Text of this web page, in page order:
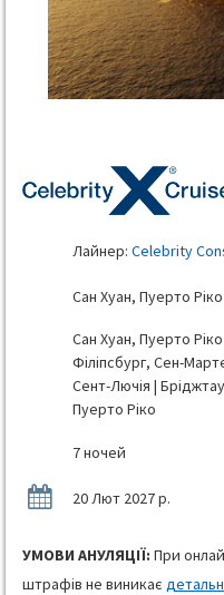
Лайнер: Celebrity
Сан Хуан, Пуерто Ріко
Сан Хуан, Пуерто
Філіпсбург, Сен-
Сент-Лючія |
Пуерто Ріко
7 ночей
20 Лют 2027 р.
УМОВИ АНУЛЯЦІЇ: При
штрафів не виникає